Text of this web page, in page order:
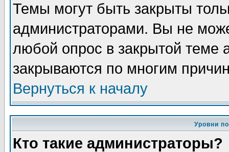
Темы могут быть закрыты
администраторами. Вы не
любой опрос в закрытой теме
закрываются по многим
Вернуться к началу
Уровни
Кто такие администраторы?